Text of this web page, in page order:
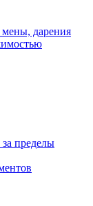
дарения
пределы